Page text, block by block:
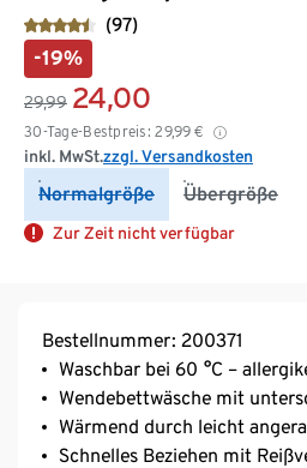
(97)
-19%
29,99 24,00
30-Tage-Bestpreis: 29,99 €
inkl. MwSt.zzgl. Versandkosten
Normalgröße Übergröße
Zur Zeit nicht verfügbar
Bestellnummer: 200371
Waschbar bei 60 °C –
Wendebettwäsche mit
Wärmend durch leicht
Schnelles Beziehen mit